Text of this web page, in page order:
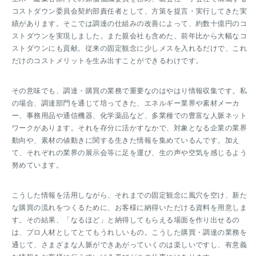
コストダウン委員会契約部責任者として、方策を提言・実行してきた実
績があります。そこでは調達の仕組みの改善によって、約数十億円のコ
ストダウンを実現しました。また親会社も含めた、前年比から大幅なコ
ストダウンにも貢献。従来の固定観念に少しメスを入れるだけで、これ
だけのコストメリットを生み出すことができるわけです。
その意味でも、調達・購買の業務で重要なのはやはり情報収集です。私
の場合、調達部門を通じて培ってきた、エネルギー業界や素材メーカ
ー、事務用品や通信機器、化学薬品など、多業種での豊富な人脈ネット
ワークがあります。それを存分に活かすなかで、対象となる企業の業界
動向や、素材の値動きに関する生きた情報を集めているんです。加え
て、それぞれの業界の展示会等に足を運び、生の声や空気を感じるよう
努めています。
こうした情報を活用しながら、それまでの固定観念に風穴を空け、新た
な購買の流れをつくるために、お客様に納得いただける資料を用意しま
す。その結果、「なるほど」と納得してもらえる場面を作り出せるの
は、プロ人材としてとてもうれしいもの。こうした購買・調達の業務を
通じて、さまざまな人脈ができあがっていくのは楽しいですし、有意義